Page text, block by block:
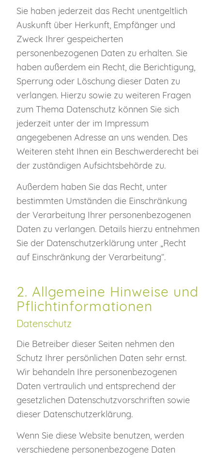
Sie haben jederzeit das Recht unentgeltlich
Auskunft über Herkunft, Empfänger und
Zweck Ihrer gespeicherten
personenbezogenen Daten zu erhalten. Sie
haben außerdem ein Recht, die Berichtigung,
Sperrung oder Löschung dieser Daten zu
verlangen. Hierzu sowie zu weiteren Fragen
zum Thema Datenschutz können Sie sich
jederzeit unter der im Impressum
angegebenen Adresse an uns wenden. Des
Weiteren steht Ihnen ein Beschwerderecht bei
der zuständigen Aufsichtsbehörde zu.
Außerdem haben Sie das Recht, unter
bestimmten Umständen die Einschränkung
der Verarbeitung Ihrer personenbezogenen
Daten zu verlangen. Details hierzu entnehmen
Sie der Datenschutzerklärung unter „Recht
auf Einschränkung der Verarbeitung“.
2. Allgemeine Hinweise und
Pflichtinformationen
Datenschutz
Die Betreiber dieser Seiten nehmen den
Schutz Ihrer persönlichen Daten sehr ernst.
Wir behandeln Ihre personenbezogenen
Daten vertraulich und entsprechend der
gesetzlichen Datenschutzvorschriften sowie
dieser Datenschutzerklärung.
Wenn Sie diese Website benutzen, werden
verschiedene personenbezogene Daten